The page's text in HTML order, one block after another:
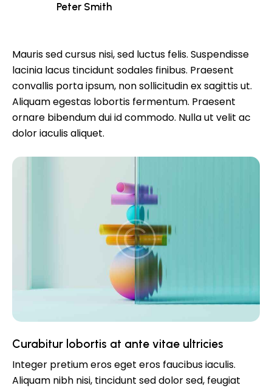
Peter Smith
Mauris sed cursus nisi, sed luctus felis. Suspendisse
lacinia lacus tincidunt sodales finibus. Praesent
convallis porta ipsum, non sollicitudin ex sagittis ut.
Aliquam egestas lobortis fermentum. Praesent
ornare bibendum dui id commodo. Nulla ut velit ac
dolor iaculis aliquet.
Curabitur lobortis at ante vitae ultricies
Integer pretium eros eget eros faucibus iaculis.
Aliquam nibh nisi, tincidunt sed dolor sed, feugiat